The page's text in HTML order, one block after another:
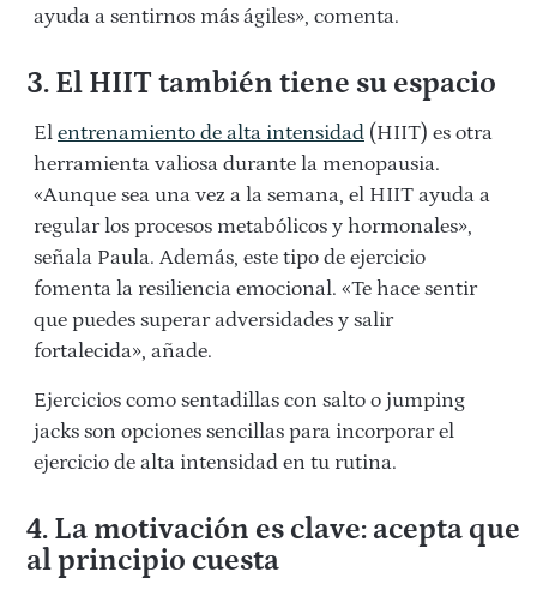
ayuda a sentirnos más ágiles», comenta.
3. El HIIT también tiene su espacio
El entrenamiento de alta intensidad (HIIT) es otra
herramienta valiosa durante la menopausia.
«Aunque sea una vez a la semana, el HIIT ayuda a
regular los procesos metabólicos y hormonales»,
señala Paula. Además, este tipo de ejercicio
fomenta la resiliencia emocional. «Te hace sentir
que puedes superar adversidades y salir
fortalecida», añade.
Ejercicios como sentadillas con salto o jumping
jacks son opciones sencillas para incorporar el
ejercicio de alta intensidad en tu rutina.
4. La motivación es clave: acepta que
al principio cuesta